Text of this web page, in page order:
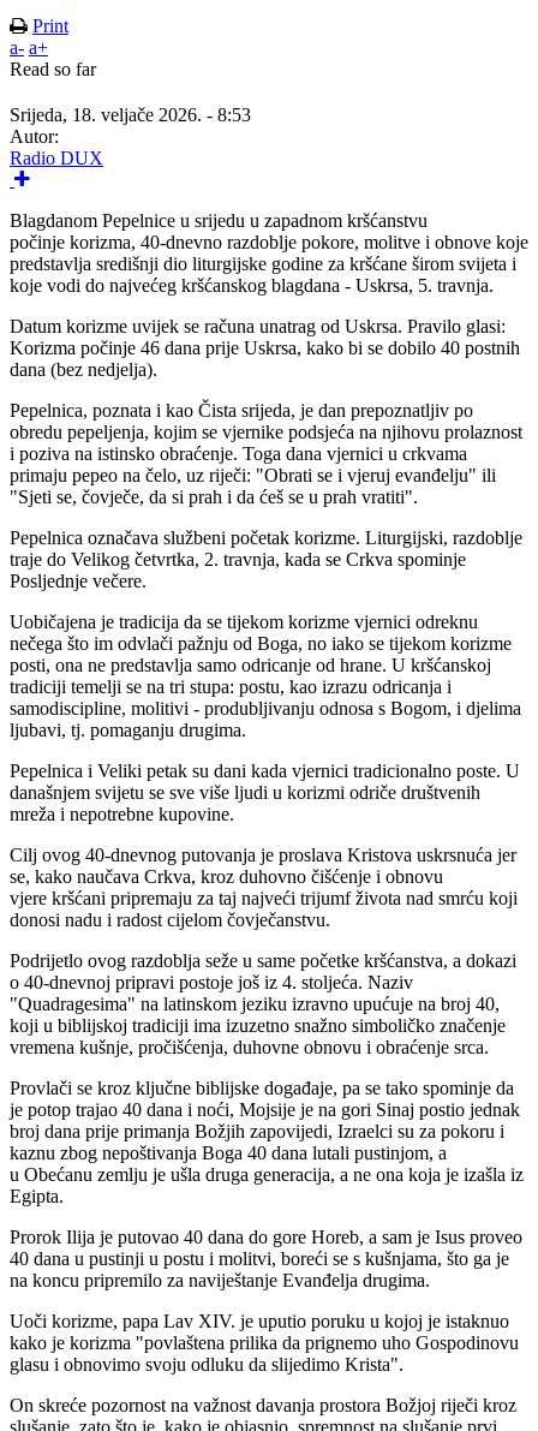
Print
a- a+
Read so far
Srijeda, 18. veljače 2026. - 8:53
Autor:
Radio DUX
Blagdanom Pepelnice u srijedu u zapadnom kršćanstvu
počinje korizma, 40-dnevno razdoblje pokore, molitve i obnove koje
predstavlja središnji dio liturgijske godine za kršćane širom svijeta i
koje vodi do najvećeg kršćanskog blagdana - Uskrsa, 5. travnja.
Datum korizme uvijek se računa unatrag od Uskrsa. Pravilo glasi:
Korizma počinje 46 dana prije Uskrsa, kako bi se dobilo 40 postnih
dana (bez nedjelja).
Pepelnica, poznata i kao Čista srijeda, je dan prepoznatljiv po
obredu pepeljenja, kojim se vjernike podsjeća na njihovu prolaznost
i poziva na istinsko obraćenje. Toga dana vjernici u crkvama
primaju pepeo na čelo, uz riječi: "Obrati se i vjeruj evanđelju" ili
"Sjeti se, čovječe, da si prah i da ćeš se u prah vratiti".
Pepelnica označava službeni početak korizme. Liturgijski, razdoblje
traje do Velikog četvrtka, 2. travnja, kada se Crkva spominje
Posljednje večere.
Uobičajena je tradicija da se tijekom korizme vjernici odreknu
nečega što im odvlači pažnju od Boga, no iako se tijekom korizme
posti, ona ne predstavlja samo odricanje od hrane. U kršćanskoj
tradiciji temelji se na tri stupa: postu, kao izrazu odricanja i
samodiscipline, molitivi - produbljivanju odnosa s Bogom, i djelima
ljubavi, tj. pomaganju drugima.
Pepelnica i Veliki petak su dani kada vjernici tradicionalno poste. U
današnjem svijetu se sve više ljudi u korizmi odriče društvenih
mreža i nepotrebne kupovine.
Cilj ovog 40-dnevnog putovanja je proslava Kristova uskrsnuća jer
se, kako naučava Crkva, kroz duhovno čišćenje i obnovu
vjere kršćani pripremaju za taj najveći trijumf života nad smrću koji
donosi nadu i radost cijelom čovječanstvu.
Podrijetlo ovog razdoblja seže u same početke kršćanstva, a dokazi
o 40-dnevnoj pripravi postoje još iz 4. stoljeća. Naziv
"Quadragesima" na latinskom jeziku izravno upućuje na broj 40,
koji u biblijskoj tradiciji ima izuzetno snažno simboličko značenje
vremena kušnje, pročišćenja, duhovne obnovu i obraćenje srca.
Provlači se kroz ključne biblijske događaje, pa se tako spominje da
je potop trajao 40 dana i noći, Mojsije je na gori Sinaj postio jednak
broj dana prije primanja Božjih zapovijedi, Izraelci su za pokoru i
kaznu zbog nepoštivanja Boga 40 dana lutali pustinjom, a
u Obećanu zemlju je ušla druga generacija, a ne ona koja je izašla iz
Egipta.
Prorok Ilija je putovao 40 dana do gore Horeb, a sam je Isus proveo
40 dana u pustinji u postu i molitvi, boreći se s kušnjama, što ga je
na koncu pripremilo za naviještanje Evanđelja drugima.
Uoči korizme, papa Lav XIV. je uputio poruku u kojoj je istaknuo
kako je korizma "povlaštena prilika da prignemo uho Gospodinovu
glasu i obnovimo svoju odluku da slijedimo Krista".
On skreće pozornost na važnost davanja prostora Božjoj riječi kroz
slušanje, zato što je, kako je objasnio, spremnost na slušanje prvi